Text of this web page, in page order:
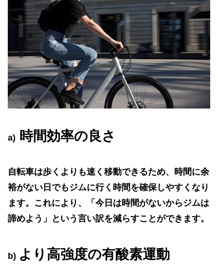
a) 時間効率の良さ
自転車は歩くよりも速く移動できるため、時間に余
裕がない日でもジムに行く時間を確保しやすくなり
ます。これにより、「今日は時間がないからジムは
諦めよう」という言い訳を減らすことができます。
b) より高強度の有酸素運動